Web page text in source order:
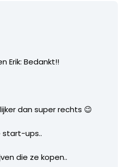
Erik: Bedankt!!
dan super rechts 😉
start-ups..
die ze kopen..